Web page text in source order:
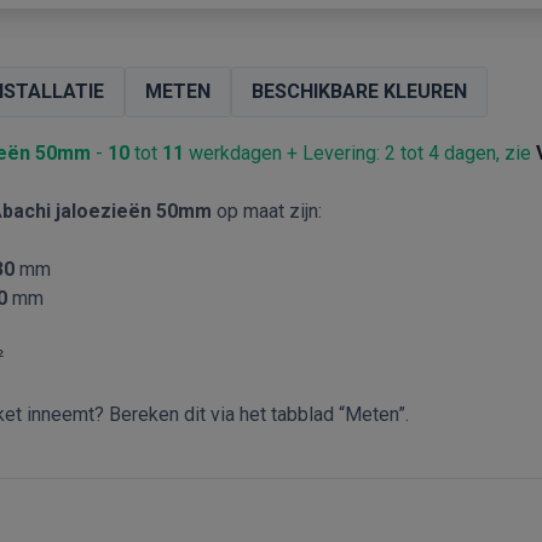
METEN BESCHIKBARE KLEUREN
50mm - 10 tot 11 werkdagen + Levering: 2 tot 4 dagen, zie
jaloezieën 50mm op maat zijn:
mm
mm
inneemt? Bereken dit via het tabblad “Meten”.